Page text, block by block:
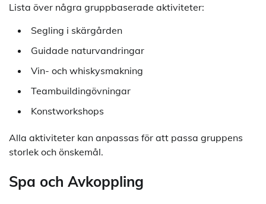
Lista över några gruppbaserade aktiviteter:
Segling i skärgården
Guidade naturvandringar
Vin- och whiskysmakning
Teambuildingövningar
Konstworkshops
Alla aktiviteter kan anpassas för att passa gruppens
storlek och önskemål.
Spa och Avkoppling